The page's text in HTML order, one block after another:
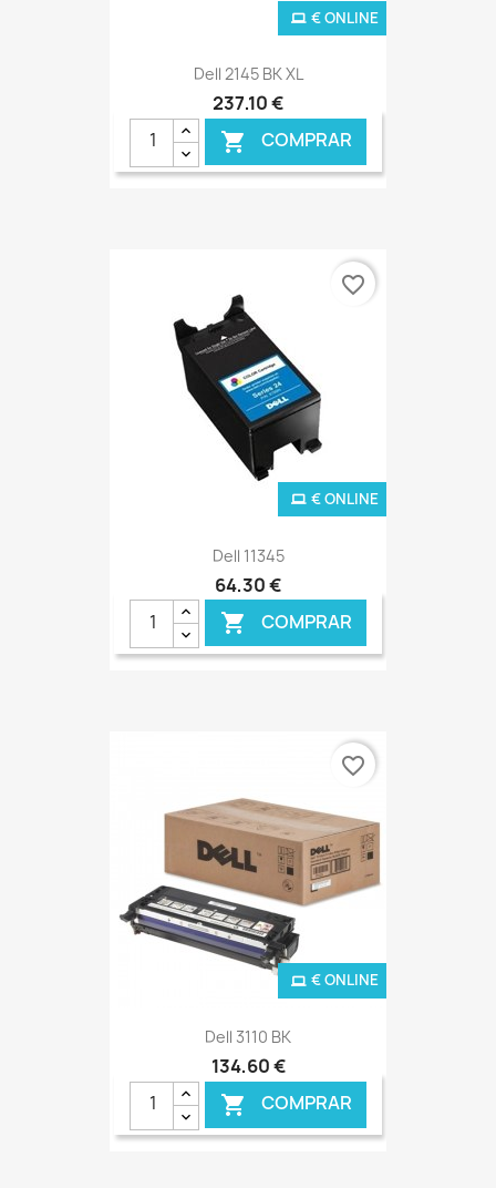
Dell 2145 BK XL
237,10 €
 COMPRAR
€ ONLINE
Dell 11345
64,30 €
 COMPRAR
€ ONLINE
favorite_border
Dell 3110 BK
134,60 €
 COMPRAR
€ ONLINE
favorite_border